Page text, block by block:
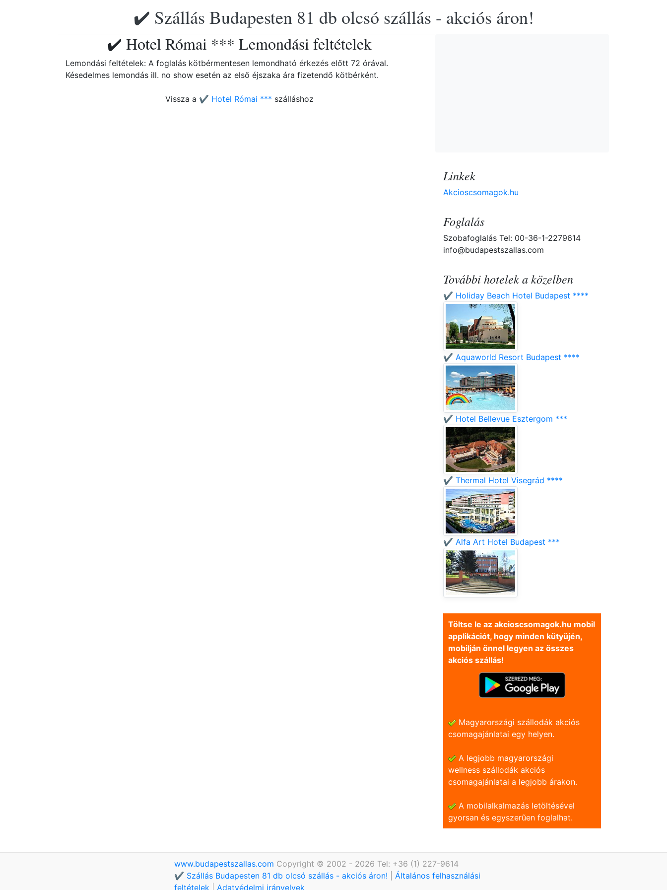
✔️ Szállás Budapesten 81 db olcsó szállás - akciós áron!
✔️ Hotel Római *** Lemondási feltételek
Lemondási feltételek: A foglalás kötbérmentesen lemondható érkezés előtt 72 órával.
Késedelmes lemondás ill. no show esetén az első éjszaka ára fizetendő kötbérként.
Vissza a ✔️ Hotel Római *** szálláshoz
Linkek
Akcioscsomagok.hu
Foglalás
Szobafoglalás Tel: 00-36-1-2279614
info@budapestszallas.com
További hotelek a közelben
✔️ Holiday Beach Hotel Budapest ****
✔️ Aquaworld Resort Budapest ****
✔️ Hotel Bellevue Esztergom ***
✔️ Thermal Hotel Visegrád ****
✔️ Alfa Art Hotel Budapest ***
Töltse le az akcioscsomagok.hu mobil
applikációt, hogy minden kütyüjén,
mobilján önnel legyen az összes
akciós szállás!
Magyarországi szállodák akciós
csomagajánlatai egy helyen.
A legjobb magyarországi
wellness szállodák akciós
csomagajánlatai a legjobb árakon.
A mobilalkalmazás letöltésével
gyorsan és egyszerũen foglalhat.
www.budapestszallas.com Copyright © 2002 - 2026 Tel: +36 (1) 227-9614
✔️ Szállás Budapesten 81 db olcsó szállás - akciós áron!
Általános felhasználási
feltételek
Adatvédelmi irányelvek